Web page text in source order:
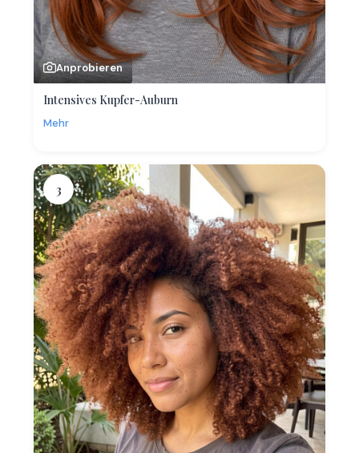
Anprobieren
Intensives Kupfer-Auburn
Mehr
3